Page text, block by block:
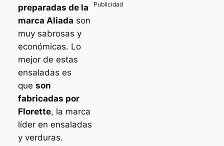
preparadas de la
marca Aliada son
muy sabrosas y
económicas. Lo
mejor de estas
ensaladas es
que son
fabricadas por
Florette, la marca
líder en ensaladas
y verduras.